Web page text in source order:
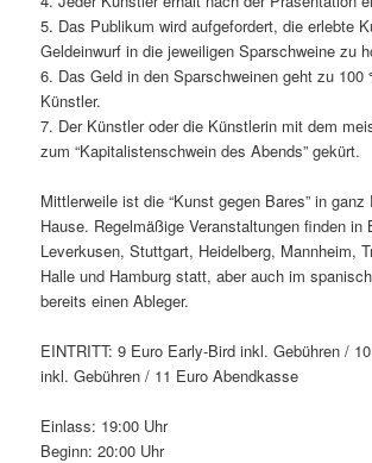
5. Das Publikum wird aufgefordert, die erlebte
Geldeinwurf in die jeweiligen Sparschweine zu
6. Das Geld in den Sparschweinen geht zu 100
Künstler.
7. Der Künstler oder die Künstlerin mit dem
zum “Kapitalistenschwein des Abends” gekürt.
Mittlerweile ist die “Kunst gegen Bares” in
Hause. Regelmäßige Veranstaltungen finden in
Leverkusen, Stuttgart, Heidelberg, Mannheim,
Halle und Hamburg statt, aber auch im
bereits einen Ableger.
EINTRITT: 9 Euro Early-Bird inkl. Gebühren /
inkl. Gebühren / 11 Euro Abendkasse
Einlass: 19:00 Uhr
Beginn: 20:00 Uhr